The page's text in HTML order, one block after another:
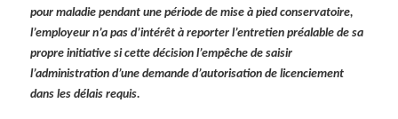
pour maladie pendant une période de mise à pied conservatoire,
l’employeur n’a pas d’intérêt à reporter l’entretien préalable de sa
propre initiative si cette décision l’empêche de saisir
l’administration d’une demande d’autorisation de licenciement
dans les délais requis.